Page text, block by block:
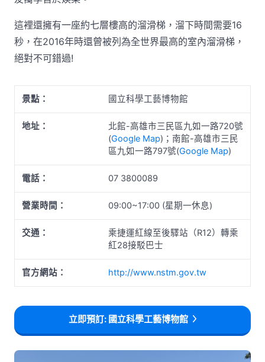
這裡還擁有一座約七層樓高的溜滑梯，溜下時間需要16
秒，在2016年時還曾被列為全世界最高的室內溜滑梯，
絕對不可錯過!
景點： 國立科學工藝博物館
地址：
北館-高雄市三民區九如一路720號
(Google Map)；南館-高雄市三民
區九如一路797號(Google Map)
電話： 07 3800089
營業時間： 09:00~17:00 (星期一休息)
交通：
乘捷運紅線至後驛站（R12）轉乘
紅28接駁巴士
官方網站： http://www.nstm.gov.tw
立即預訂: 國立科學工藝博物館